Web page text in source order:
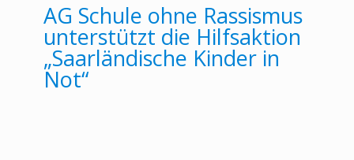
AG Schule ohne Rassismus
unterstützt die Hilfsaktion
„Saarländische Kinder in
Not“